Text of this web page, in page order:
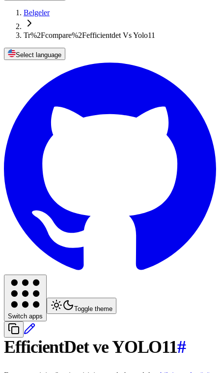
Belgeler
Tr%2Fcompare%2Fefficientdet Vs Yolo11
Select language
Switch apps
Toggle theme
EfficientDet ve YOLO11#